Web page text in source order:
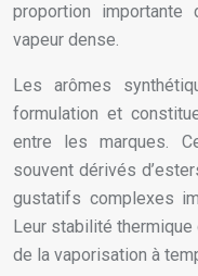
proportion
vapeur dense.
Les arômes
formulation et
entre les marques.
souvent dérivés
gustatifs complexes
Leur stabilité
de la vaporisation à